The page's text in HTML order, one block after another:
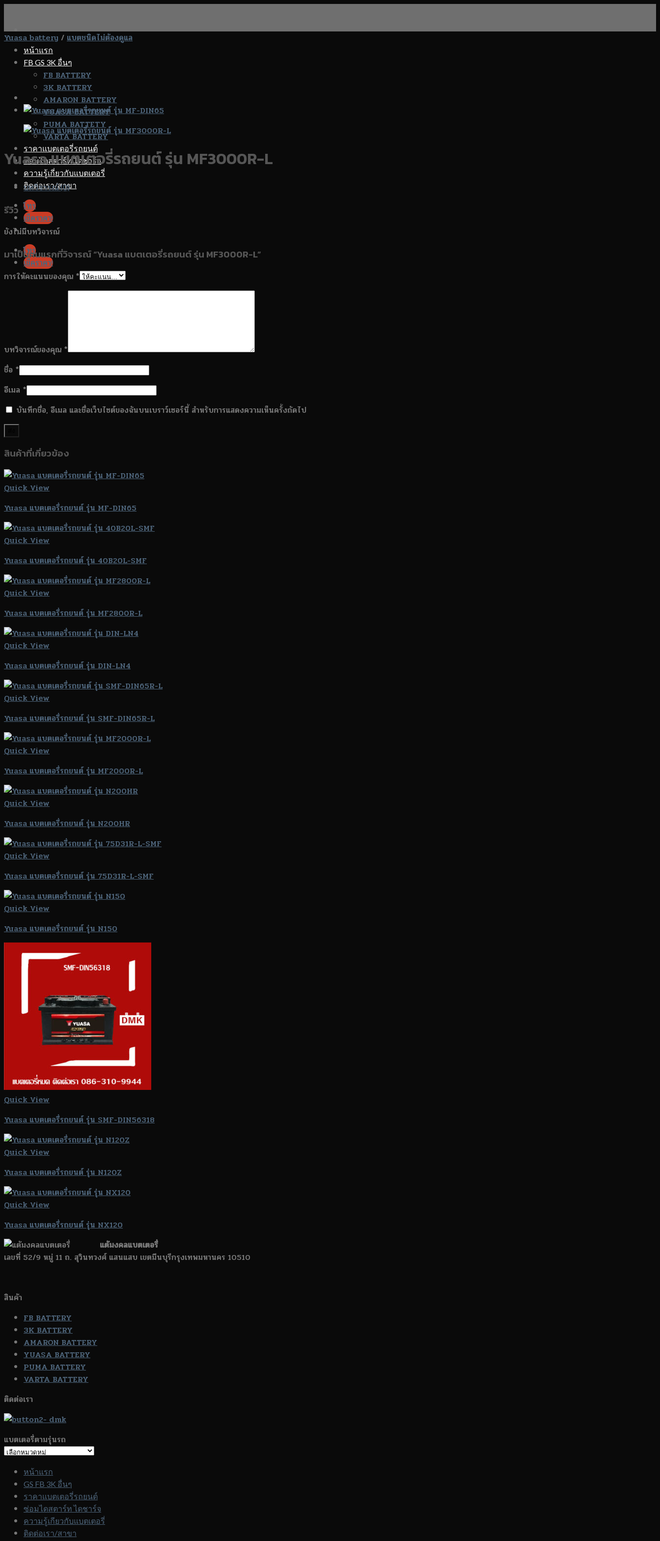
content
หน้าแรก
FB GS 3K อื่นๆ
FB BATTERY
3K BATTERY
AMARON BATTERY
YUASA BATTERY
PUMA BATTETY
VARTA BATTERY
ราคาแบตเตอรี่รถยนต์
ซ่อมไดสตาร์ท ไดชาร์จ
ความรู้เกี่ยวกับแบตเตอรี่
ติดต่อเรา/สาขา
โทร
เช็คราคา!
โทร
เช็คราคา!
Yuasa battery / แบตชนิดไม่ต้องดูแล
Yuasa แบตเตอรี่รถยนต์ รุ่น MF3000R-L
บทวิจารณ์ (0)
รีวิว
ยังไม่มีบทวิจารณ์
มาเป็นคนแรกที่วิจารณ์ “Yuasa แบตเตอรี่รถยนต์ รุ่น MF3000R-L”
การให้คะแนนของคุณ *
บทวิจารณ์ของคุณ *
ชื่อ *
อีเมล *
บันทึกชื่อ, อีเมล และชื่อเว็บไซต์ของฉันบนเบราว์เซอร์นี้ สำหรับการแสดงความเห็นครั้งถัดไป
สินค้าที่เกี่ยวข้อง
Quick View
Yuasa แบตเตอรี่รถยนต์ รุ่น MF-DIN65
Quick View
Yuasa แบตเตอรี่รถยนต์ รุ่น 40B20L-SMF
Quick View
Yuasa แบตเตอรี่รถยนต์ รุ่น MF2800R-L
Quick View
Yuasa แบตเตอรี่รถยนต์ รุ่น DIN-LN4
Quick View
Yuasa แบตเตอรี่รถยนต์ รุ่น SMF-DIN65R-L
Quick View
Yuasa แบตเตอรี่รถยนต์ รุ่น MF2000R-L
Quick View
Yuasa แบตเตอรี่รถยนต์ รุ่น N200HR
Quick View
Yuasa แบตเตอรี่รถยนต์ รุ่น 75D31R-L-SMF
Quick View
Yuasa แบตเตอรี่รถยนต์ รุ่น N150
Quick View
Yuasa แบตเตอรี่รถยนต์ รุ่น SMF-DIN56318
Quick View
Yuasa แบตเตอรี่รถยนต์ รุ่น N120Z
Quick View
Yuasa แบตเตอรี่รถยนต์ รุ่น NX120
แต้มงคลแบตเตอรี่
เลขที่ 52/9 หมู่ 11 ถ. สุวินทวงศ์ แสนแสบ เขตมีนบุรีกรุงเทพมหานคร 10510
สินค้า
FB BATTERY
3K BATTERY
AMARON BATTERY
YUASA BATTERY
PUMA BATTERY
VARTA BATTERY
ติดต่อเรา
แบตเตอรี่ตามรุ่นรถ
แบตเตอรี่
หน้าแรก
GS FB 3K อื่นๆ
ราคาแบตเตอรี่รถยนต์
ซ่อมไดสตาร์ท ไดชาร์จ
ความรู้เกียวกับแบตเตอรี่
ติดต่อเรา/สาขา